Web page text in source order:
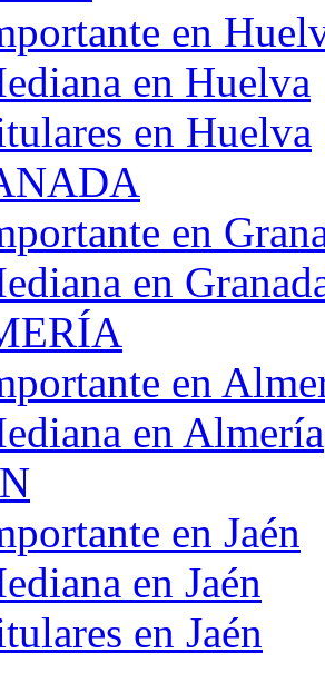
en
en Huelva
en Huelva
en
en
en
en Almería
en Jaén
en Jaén
en Jaén